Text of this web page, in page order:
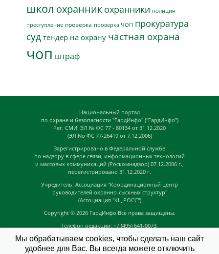
школ охранник охранники полиция
преступление проверка проверка ЧОП прокуратура
суд тендер на охрану частная охрана
чоп штраф
Национальный портал
по охране и безопасности "ГардИнфо" ("ГардИнфо")
Рег. СМИ: ЭЛ № ФС 77 - 80134 от 31.12.2020
(ЭЛ No ФС 77-26419 от 7.12.2006)
Зарегистрировано в Федеральной службе
по надзору в сфере связи, информационных технологий
и массовых коммуникаций (Роскомнадзор) 07.12.2006 г.,
перегистрировано 31.12.2020 г.
Учредитель: Ассоциация "Координационный центр
руководителей охранно-сыскных структур"
(Ассоциация "КЦ РОСС")
Copyright © 2026 ГардИнфо Все права защищены.
Телефон редакции: +7 (495) 641-0073,
news@guardinfo.online
Мы обрабатываем cookies, чтобы сделать наш сайт
удобнее для Вас. Вы всегда можете отключить